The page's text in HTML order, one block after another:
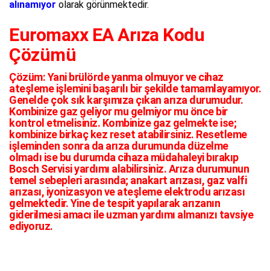
alınamıyor olarak görünmektedir.
Euromaxx EA Arıza Kodu
Çözümü
Çözüm:Yani brülörde yanma olmuyor ve cihaz
ateşleme işlemini başarılı bir şekilde tamamlayamıyor.
Genelde çok sık karşımıza çıkan arıza durumudur.
Kombinize gaz geliyor mu gelmiyor mu önce bir
kontrol etmelisiniz. Kombinize gaz gelmekte ise;
kombinize birkaç kez reset atabilirsiniz. Resetleme
işleminden sonra da arıza durumunda düzelme
olmadı ise bu durumda cihaza müdahaleyi bırakıp
Bosch Servisi yardımı alabilirsiniz. Arıza durumunun
temel sebepleri arasında; anakart arızası, gaz valfi
arızası, iyonizasyon ve ateşleme elektrodu arızası
gelmektedir. Yine de tespit yapılarak arızanın
giderilmesi amacı ile uzman yardımı almanızı tavsiye
ediyoruz.